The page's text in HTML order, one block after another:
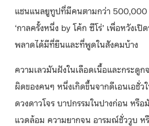
แชนแนลยูทูปที่มีคนตามกว่า 500,000
‘กาลครั้งหนึ่ง by โค้ก ซีโร่’ เพื่อหวังเ
พลาดได้มีที่ยืนและที่พูดในสังคมบ้าง
ความเลวมันฝังในเลือดเนื้อและกระดูก
ผิดของคนๆ หนึ่งเกิดขึ้นจากดีเอนเอชั่ว
ดวงดาวโจร บาปกรรมในปางก่อน หรื
แวดล้อม ความยากจน อารมณ์ชั่ววูบ ห